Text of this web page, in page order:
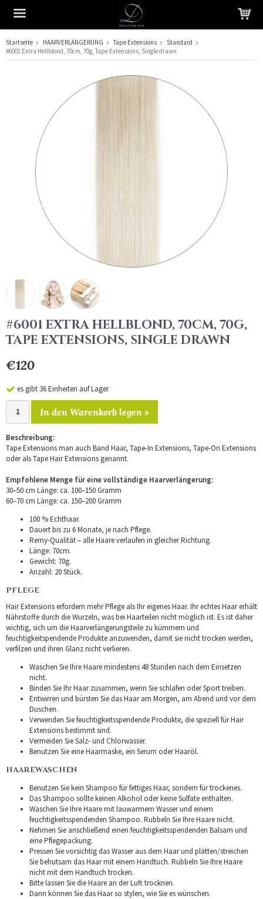
Das Produkt wurde in Ihren Warenkorb gelegt
Startseite HAARVERLÄNGERUNG Tape Extensions
Standard
#6001 Extra Hellblond, 70cm, 70g, Tape Extensions, Single drawn
#6001 EXTRA HELLBLOND, 70CM, 70G,
TAPE EXTENSIONS, SINGLE DRAWN
€120
es gibt 36 Einheiten auf Lager
In den Warenkorb legen »
Beschreibung:
Tape Extensions man auch Band Haar, Tape-In Extensions, Tape-On Extensions
oder als Tape Hair Extensions genannt.
Empfohlene Menge für eine vollständige Haarverlängerung:
30–50 cm Länge: ca. 100–150 Gramm
60–70 cm Länge: ca. 150–200 Gramm
100 % Echthaar.
Dauert bis zu 6 Monate, je nach Pflege.
Remy-Qualität – alle Haare verlaufen in gleicher Richtung.
Länge: 70cm.
Gewicht: 70g.
Anzahl: 20 Stück.
PFLEGE
Hair Extensions erfordern mehr Pflege als Ihr eigenes Haar. Ihr echtes Haar erhält
Nährstoffe durch die Wurzeln, was bei Haarteilen nicht möglich ist. Es ist daher
wichtig, sich um die Haarverlängerungsteile zu kümmern und
feuchtigkeitspendende Produkte anzuwenden, damit sie nicht trocken werden,
verfilzen und ihren Glanz nicht verlieren.
Waschen Sie Ihre Haare mindestens 48 Stunden nach dem Einsetzen
nicht.
Binden Sie Ihr Haar zusammen, wenn Sie schlafen oder Sport treiben.
Entwirren und bürsten Sie das Haar am Morgen, am Abend und vor dem
Duschen.
Verwenden Sie feuchtigkeitsspendende Produkte, die speziell für Hair
Extensions bestimmt sind.
Vermeiden Sie Salz- und Chlorwasser.
Benutzen Sie eine Haarmaske, ein Serum oder Haaröl.
HAAREWASCHEN
Benutzen Sie kein Shampoo für fettiges Haar, sondern für trockenes.
Das Shampoo sollte keinen Alkohol oder keine Sulfate enthalten.
Waschen Sie Ihre Haare mit lauwarmem Wasser und einem
feuchtigkeitsspendenden Shampoo. Rubbeln Sie Ihre Haare nicht.
Nehmen Sie anschließend einen feuchtigkeitsspendenden Balsam und
eine Pflegepackung.
Pressen Sie vorsichtig das Wasser aus dem Haar und plätten/streichen
Sie behutsam das Haar mit einem Handtuch. Rubbeln Sie Ihre Haare
nicht mit dem Handtuch trocken.
Bitte lassen Sie die Haare an der Luft trocknen.
Dann können Sie das Haar so stylen, wie Sie es wünschen.